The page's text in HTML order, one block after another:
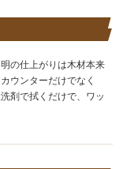
の仕上がりは木材本来
ウンターだけでなく
剤で拭くだけで、ワッ